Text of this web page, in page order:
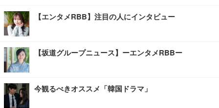
【エンタメRBB】注目の人にインタビュー
【坂道グループニュース】ーエンタメRBBー
今観るべきオススメ「韓国ドラマ」